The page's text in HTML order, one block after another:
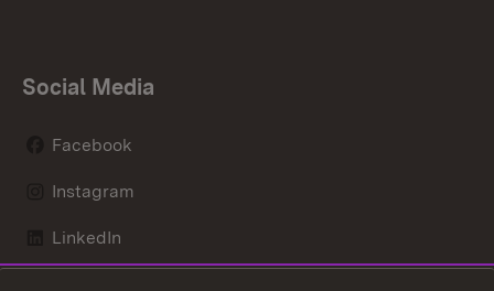
Social Media
Facebook
Instagram
LinkedIn